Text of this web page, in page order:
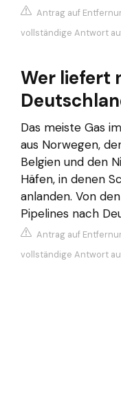
Antrag auf
vollständige Antwort
Wer liefert
Das meiste Gas
aus Norwegen,
Belgien und den
Häfen, in denen
anlanden. Von
Pipelines nach
Antrag auf
vollständige Antwort